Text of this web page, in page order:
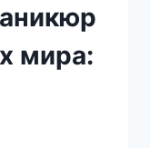
мира: